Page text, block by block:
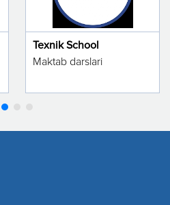
Texnik School
Maktab darslari